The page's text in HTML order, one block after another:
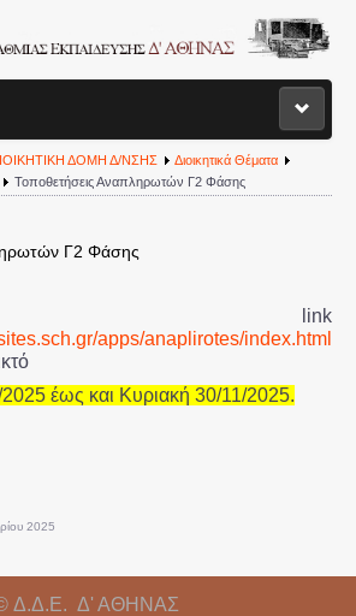
Μεταβολές
Εργαστηρίων
ΔΟΜΗ Δ/ΝΣΗΣ
Διοικητικά Θέματα
Τοποθετήσεις Αναπληρωτών Γ2 Φάσης
Γ2 Φάσης
link
apps/anaplirotes/index.html
έως και Κυριακή 30/11/2025.
2025
Δ.Δ.Ε. Δ' ΑΘΗΝΑΣ